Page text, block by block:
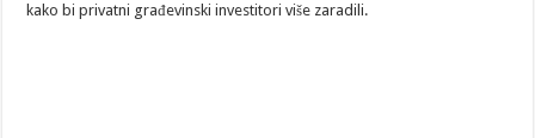
kako bi privatni građevinski investitori više zaradili.